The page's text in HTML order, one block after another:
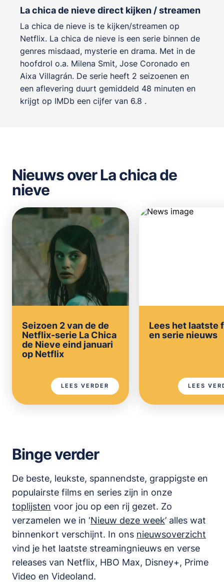
La chica de nieve direct kijken / streamen
La chica de nieve is te kijken/streamen op
Netflix. La chica de nieve is een serie binnen de
genres misdaad, mysterie en drama. Met in de
hoofdrol o.a. Milena Smit, Jose Coronado en
Aixa Villagrán. De serie heeft 2 seizoenen en
een aflevering duurt gemiddeld 48 minuten en
krijgt op IMDb een cijfer van 6.8 .
Nieuws over La chica de
nieve
Seizoen 2 van de de
Netflix-serie La Chica
de Nieve eind januari
op Netflix
LEES VERDER
Lees het laatste
en serie nieuws
LEES
Binge verder
De beste, leukste, spannendste, grappigste en
populairste films en series zijn in onze
toplijsten voor jou op een rij gezet. Zo
verzamelen we in ‘Nieuw deze week’ alles wat
binnenkort verschijnt. In ons nieuwsoverzicht
vind je het laatste streamingnieuws en verse
releases van Netflix, HBO Max, Disney+, Prime
Video en Videoland.